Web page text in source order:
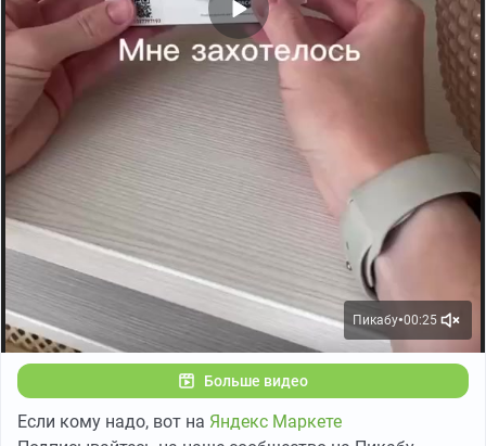
Пикабу●00:25
Больше видео
Если кому надо, вот на Яндекс Маркете